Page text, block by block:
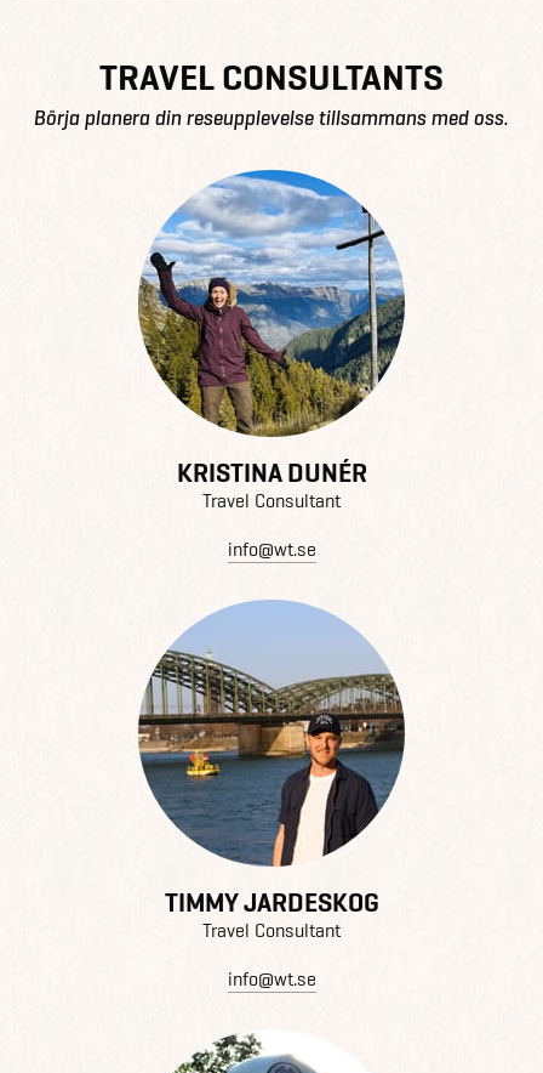
TRAVEL CONSULTANTS
Börja planera din reseupplevelse tillsammans med oss.
KRISTINA DUNÉR
Travel Consultant
info@wt.se
TIMMY JARDESKOG
Travel Consultant
info@wt.se